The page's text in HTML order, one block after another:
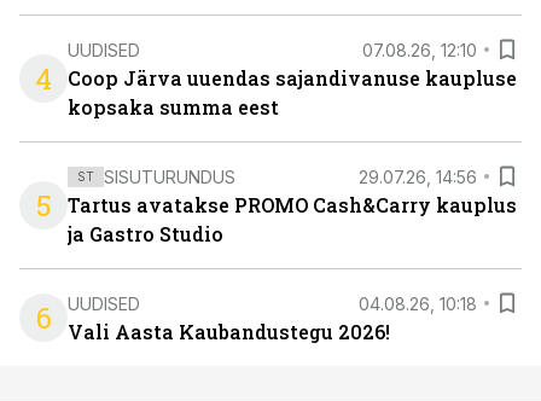
4
UUDISED 07.08.26, 12:10
Coop Järva uuendas sajandivanuse kaupluse
kopsaka summa eest
5
ST SISUTURUNDUS 29.07.26, 14:56
Tartus avatakse PROMO Cash&Carry kauplus
ja Gastro Studio
6 UUDISED 04.08.26, 10:18
Vali Aasta Kaubandustegu 2026!